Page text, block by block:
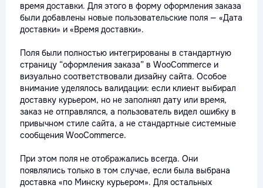
время доставки. Для этого в форму оформления заказа
были добавлены новые пользовательские поля — «Дата
доставки» и «Время доставки».
Поля были полностью интегрированы в стандартную
страницу “оформления заказа” в WooCommerce и
визуально соответствовали дизайну сайта. Особое
внимание уделялось валидации: если клиент выбирал
доставку курьером, но не заполнял дату или время,
заказ не отправлялся, а пользователь видел ошибку в
привычном стиле сайта, а не стандартные системные
сообщения WooCommerce.
При этом поля не отображались всегда. Они
появлялись только в том случае, если была выбрана
доставка «по Минску курьером». Для остальных